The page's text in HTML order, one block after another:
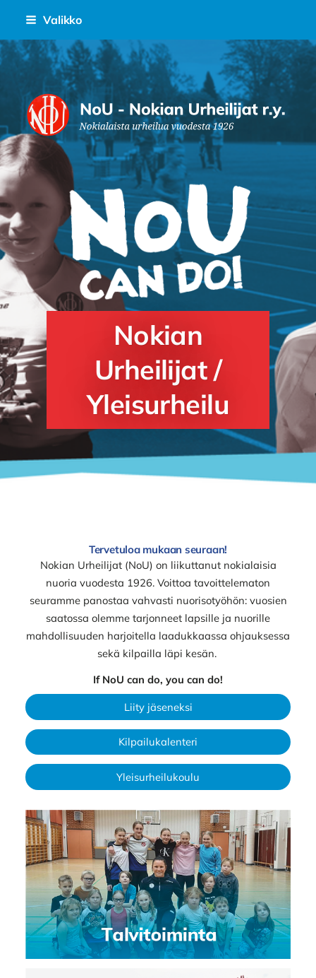
Siirry
sisältöön
Valikko
Nokian Urheilijat Ry.
Nokian
Urheilijat /
Yleisurheilu
Tervetuloa mukaan seuraan!
Nokian Urheilijat (NoU) on liikuttanut nokialaisia
nuoria vuodesta 1926. Voittoa tavoittelematon
seuramme panostaa vahvasti nuorisotyöhön: vuosien
saatossa olemme tarjonneet lapsille ja nuorille
mahdollisuuden harjoitella laadukkaassa ohjauksessa
sekä kilpailla läpi kesän.
If NoU can do, you can do!
Liity jäseneksi
Kilpailukalenteri
Yleisurheilukoulu